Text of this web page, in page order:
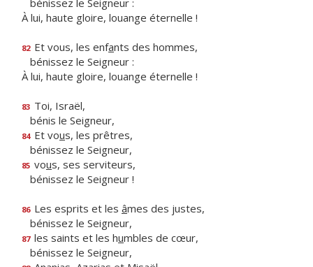
bénissez le Seigneur :
À lui, haute gloire, louange éternelle !
82 Et vous, les enfants des hommes,
bénissez le Seigneur :
À lui, haute gloire, louange éternelle !
83 Toi, Israël,
bénis le Seigneur,
84 Et vous, les prêtres,
bénissez le Seigneur,
85 vous, ses serviteurs,
bénissez le Seigneur !
86 Les esprits et les âmes des justes,
bénissez le Seigneur,
87 les saints et les humbles de cœur,
bénissez le Seigneur,